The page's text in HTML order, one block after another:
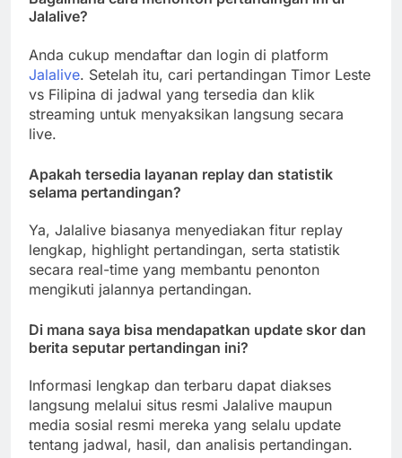
Jalalive?
Anda cukup mendaftar dan login di platform
Jalalive. Setelah itu, cari pertandingan Timor Leste
vs Filipina di jadwal yang tersedia dan klik
streaming untuk menyaksikan langsung secara
live.
Apakah tersedia layanan replay dan statistik
selama pertandingan?
Ya, Jalalive biasanya menyediakan fitur replay
lengkap, highlight pertandingan, serta statistik
secara real-time yang membantu penonton
mengikuti jalannya pertandingan.
Di mana saya bisa mendapatkan update skor dan
berita seputar pertandingan ini?
Informasi lengkap dan terbaru dapat diakses
langsung melalui situs resmi Jalalive maupun
media sosial resmi mereka yang selalu update
tentang jadwal, hasil, dan analisis pertandingan.